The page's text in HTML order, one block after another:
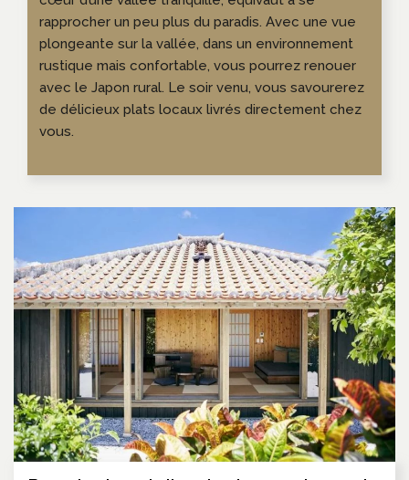
rapprocher un peu plus du paradis. Avec une vue
plongeante sur la vallée, dans un environnement
rustique mais confortable, vous pourrez renouer
avec le Japon rural. Le soir venu, vous savourerez
de délicieux plats locaux livrés directement chez
vous.